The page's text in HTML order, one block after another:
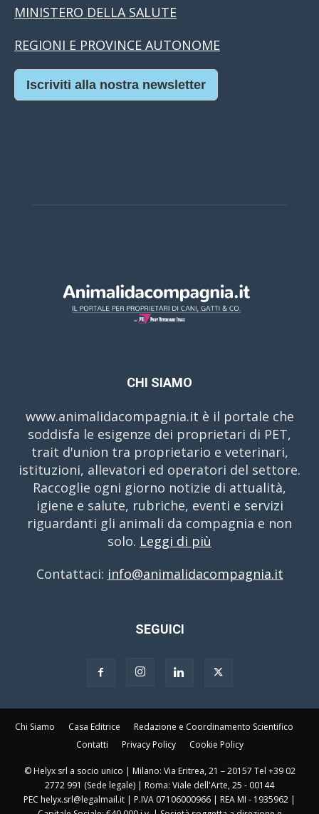
MINISTERO DELLA SALUTE
REGIONI E PROVINCE AUTONOME
Iscriviti alla nostra newsletter
CHI SIAMO
www.animalidacompagnia.it è il portale che
soddisfa le esigenze dei proprietari di PET,
trait d'union tra proprietario e veterinari,
istituzioni, allevatori ed operatori del settore.
Raccoglie ogni giorno notizie di attualità,
igiene e salute, rubriche, eventi e servizi
riguardanti gli animali da compagnia e non
solo. Leggi di più
Contattaci: info@animalidacompagnia.it
SEGUICI
Chi Siamo Casa Editrice
Redazione e Coordinamento Scientifico
Contatti
Privacy Policy Cookie Policy
© Helyx srl a socio unico | Milano: Via Eritrea, 21 – 20157 Tel +39 02
2772 991 (Sede legale) | Roma: Viale dell'Arte, 25 - 00144
PEC helyx.srl@legalmail.it | P.IVA 07106000966 | REA MI - 1935962 |